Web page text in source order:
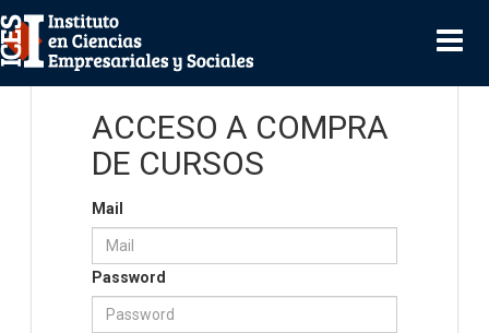
ACCESO A COMPRA
DE CURSOS
Mail
Password